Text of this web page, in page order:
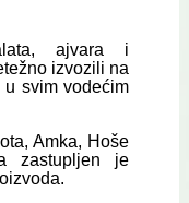
ajvara i
izvozili na
u svim vodećim
Amka, Hoše
zastupljen je